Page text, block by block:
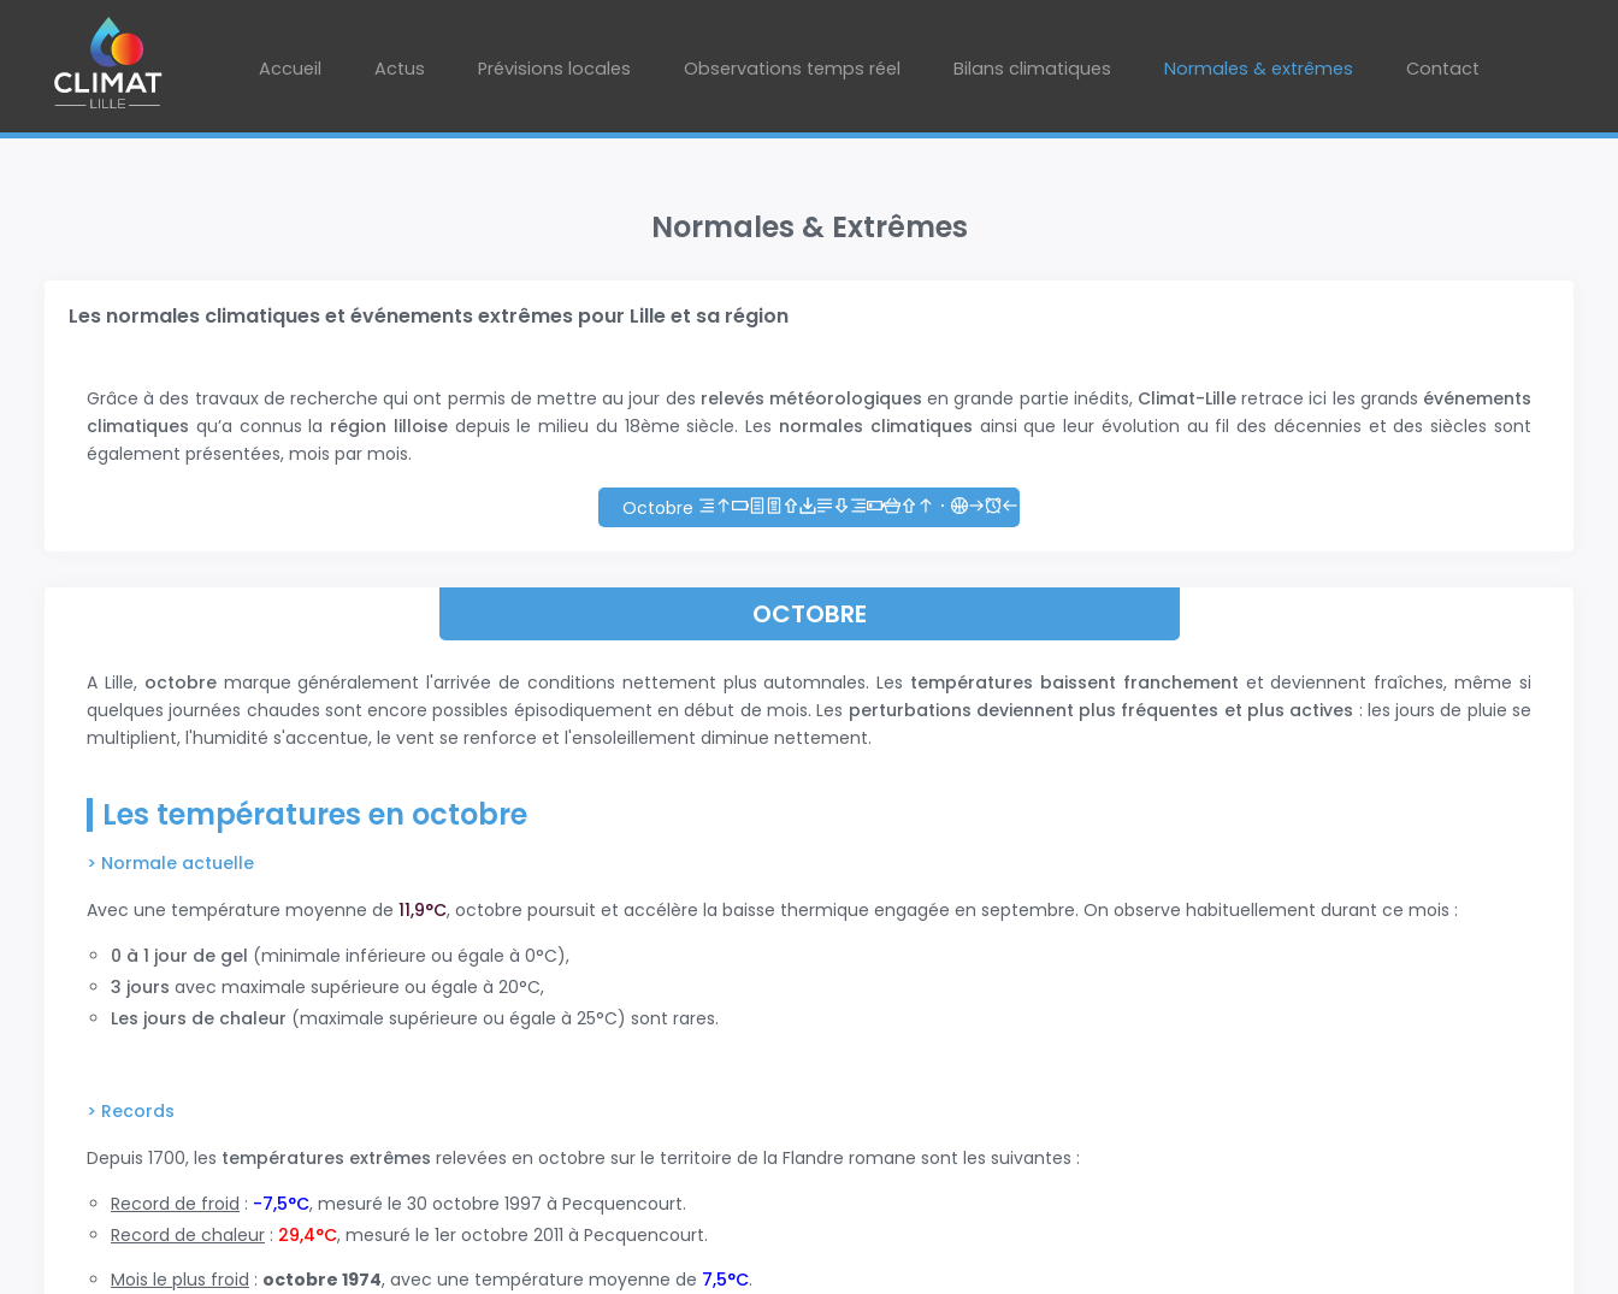
Accueil Actus Prévisions locales Observations temps réel Bilans climatiques Normales & extrêmes Contact
Normales & Extrêmes
Les normales climatiques et événements extrêmes pour Lille et sa région
Grâce à des travaux de recherche qui ont permis de mettre au jour des relevés météorologiques en grande partie inédits, Climat-Lille retrace ici les grands événements
climatiques qu’a connus la région lilloisedepuis le milieu du 18ème siècle. Les normales climatiques ainsi que leur évolution au fil des décennies et des siècles sont
également présentées, mois par mois.
Octobre
OCTOBRE
A Lille, octobre marque généralement l'arrivée de conditions nettement plus automnales. Les températures baissent franchement et deviennent fraîches, même si
quelques journées chaudes sont encore possibles épisodiquement en début de mois. Les perturbations deviennent plus fréquentes et plus actives : les jours de pluie se
multiplient, l'humidité s'accentue, le vent se renforce et l'ensoleillement diminue nettement.
Les températures en octobre
> Normale actuelle
Avec une température moyenne de 11,9°C, octobre poursuit et accélère la baisse thermique engagée en septembre. On observe habituellement durant ce mois :
0 à 1 jour de gel (minimale inférieure ou égale à 0°C),
3 jours avec maximale supérieure ou égale à 20°C,
les jours de chaleur (maximale supérieure ou égale à 25°C) sont rares.
> Records
Depuis 1700, les températures extrêmes relevées en octobre sur le territoire de la Flandre romane sont les suivantes :
Record de froid : -7,5°C, mesuré le 30 octobre 1997 à Pecquencourt.
Record de chaleur : 29,4°C, mesuré le 1er octobre 2011 à Pecquencourt.
Mois le plus froid : octobre 1974, avec une température moyenne de 7,5°C.